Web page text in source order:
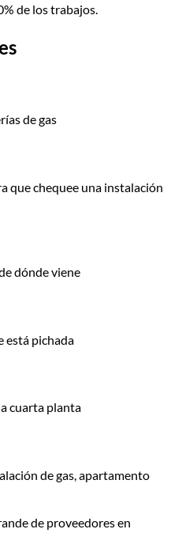
de los trabajos.
de gas
que chequee una instalación
dónde viene
está pichada
cuarta planta
de gas, apartamento
de proveedores en